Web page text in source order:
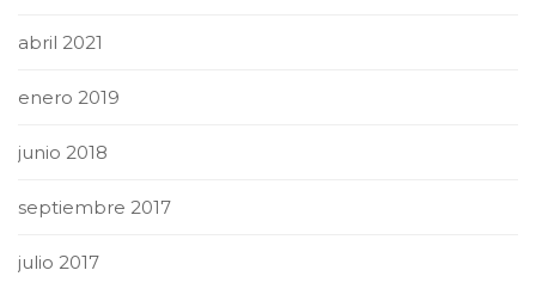
abril 2021
enero 2019
junio 2018
septiembre 2017
julio 2017